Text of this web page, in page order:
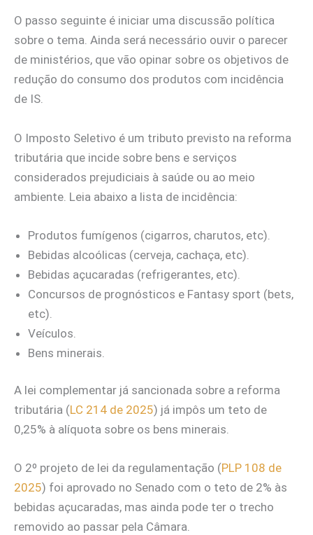
O passo seguinte é iniciar uma discussão política
sobre o tema. Ainda será necessário ouvir o parecer
de ministérios, que vão opinar sobre os objetivos de
redução do consumo dos produtos com incidência
de IS.
O Imposto Seletivo é um tributo previsto na reforma
tributária que incide sobre bens e serviços
considerados prejudiciais à saúde ou ao meio
ambiente. Leia abaixo a lista de incidência:
Produtos fumígenos (cigarros, charutos, etc).
Bebidas alcoólicas (cerveja, cachaça, etc).
Bebidas açucaradas (refrigerantes, etc).
Concursos de prognósticos e Fantasy sport (bets,
etc).
Veículos.
Bens minerais.
A lei complementar já sancionada sobre a reforma
tributária (LC 214 de 2025) já impôs um teto de
0,25% à alíquota sobre os bens minerais.
O 2º projeto de lei da regulamentação (PLP 108 de
2025) foi aprovado no Senado com o teto de 2% às
bebidas açucaradas, mas ainda pode ter o trecho
removido ao passar pela Câmara.